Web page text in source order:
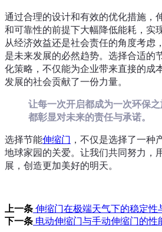
通过合理的设计和有效的优化措施，
和可靠性的前提下大幅降低能耗，实
从经济效益还是社会责任的角度考虑
是未来发展的必然趋势。选择合适的
化策略，不仅能为企业带来直接的成
发展的社会贡献了一份力量。
让每一次开启都成为一次环保
都彰显对未来的责任与承诺。
选择节能伸缩门 ，不仅是选择了一种
地球家园的关爱。让我们共同努力，
展，创造更加美好的明天。
上一条 伸缩门在极端天气下的稳定性
下一条 电动伸缩门与手动伸缩门的性